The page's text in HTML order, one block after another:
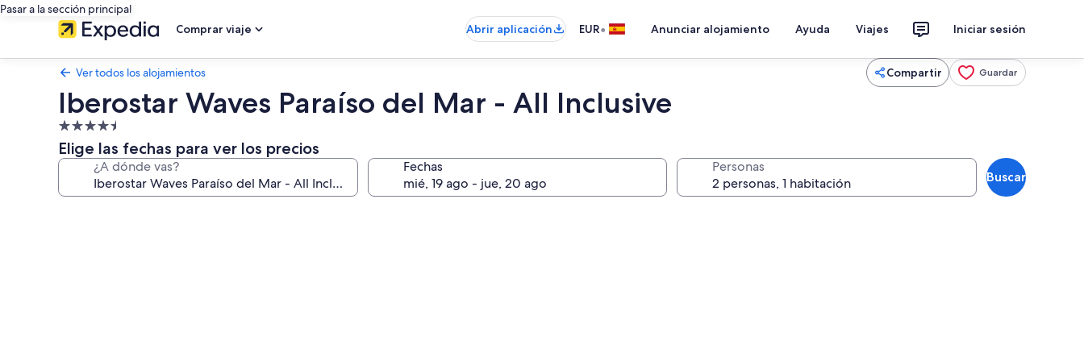
Pasar a la sección principal
Comprar viaje
Abrir aplicación EUR• Anunciar alojamiento Ayuda Viajes Iniciar sesión
Ver todos los alojamientos Compartir Guardar
Iberostar Waves Paraíso del Mar - All Inclusive
Alojamiento
de
4.5 estrellas
Elige las fechas para ver los precios
¿A dónde vas? Fechas Personas
Buscar